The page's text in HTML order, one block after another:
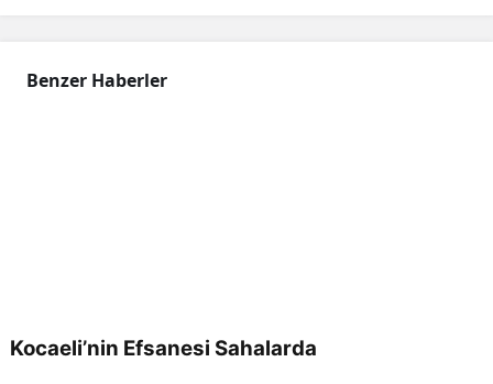
Benzer Haberler
Kocaeli’nin Efsanesi Sahalarda